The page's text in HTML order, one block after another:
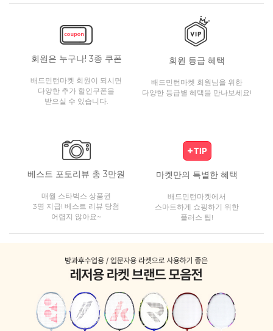
회원은 누구나! 3종 쿠폰
배드민턴마켓 회원이 되시면
다양한 추가 할인쿠폰을
받으실 수 있습니다.
회원 등급 혜택
배드민턴마켓 회원님을 위한
다양한 등급별 혜택을 만나보세요!
베스트 포토리뷰 총 3만원
매월 스타벅스 상품권
3명 지급! 베스트 리뷰 당첨
어렵지 않아요~
마켓만의 특별한 혜택
배드민턴마켓에서
스마트하게 쇼핑하기 위한
플러스 팁!